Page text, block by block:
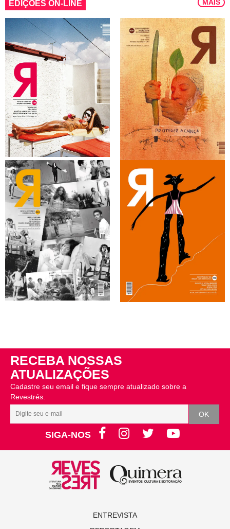
EDIÇÕES ON-LINE MAIS
RECEBA NOSSAS
ATUALIZAÇÕES
Cadastre seu email e fique sempre atualizado sobre a
Revestrés.
SIGA-NOS
ENTREVISTA